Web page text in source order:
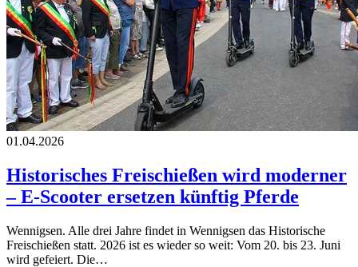
01.04.2026
Historisches Freischießen wird moderner
– E-Scooter ersetzen künftig Pferde
Wennigsen. Alle drei Jahre findet in Wennigsen das Historische
Freischießen statt. 2026 ist es wieder so weit: Vom 20. bis 23. Juni
wird gefeiert. Die…